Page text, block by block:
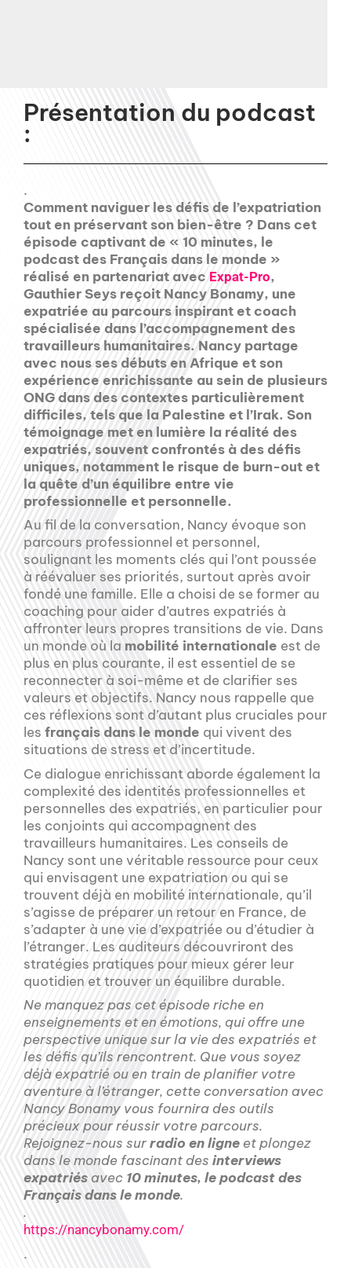
Présentation du podcast
:
.
Comment naviguer les défis de l’expatriation
tout en préservant son bien-être ? Dans cet
épisode captivant de « 10 minutes, le
podcast des Français dans le monde »
réalisé en partenariat avec Expat-Pro,
Gauthier Seys reçoit Nancy Bonamy, une
expatriée au parcours inspirant et coach
spécialisée dans l’accompagnement des
travailleurs humanitaires. Nancy partage
avec nous ses débuts en Afrique et son
expérience enrichissante au sein de plusieurs
ONG dans des contextes particulièrement
difficiles, tels que la Palestine et l’Irak. Son
témoignage met en lumière la réalité des
expatriés, souvent confrontés à des défis
uniques, notamment le risque de burn-out et
la quête d’un équilibre entre vie
professionnelle et personnelle.
Au fil de la conversation, Nancy évoque son
parcours professionnel et personnel,
soulignant les moments clés qui l’ont poussée
à réévaluer ses priorités, surtout après avoir
fondé une famille. Elle a choisi de se former au
coaching pour aider d’autres expatriés à
affronter leurs propres transitions de vie. Dans
un monde où la mobilité internationale est de
plus en plus courante, il est essentiel de se
reconnecter à soi-même et de clarifier ses
valeurs et objectifs. Nancy nous rappelle que
ces réflexions sont d’autant plus cruciales pour
les français dans le monde qui vivent des
situations de stress et d’incertitude.
Ce dialogue enrichissant aborde également la
complexité des identités professionnelles et
personnelles des expatriés, en particulier pour
les conjoints qui accompagnent des
travailleurs humanitaires. Les conseils de
Nancy sont une véritable ressource pour ceux
qui envisagent une expatriation ou qui se
trouvent déjà en mobilité internationale, qu’il
s’agisse de préparer un retour en France, de
s’adapter à une vie d’expatriée ou d’étudier à
l’étranger. Les auditeurs découvriront des
stratégies pratiques pour mieux gérer leur
quotidien et trouver un équilibre durable.
Ne manquez pas cet épisode riche en
enseignements et en émotions, qui offre une
perspective unique sur la vie des expatriés et
les défis qu’ils rencontrent. Que vous soyez
déjà expatrié ou en train de planifier votre
aventure à l’étranger, cette conversation avec
Nancy Bonamy vous fournira des outils
précieux pour réussir votre parcours.
Rejoignez-nous surradio en ligne et plongez
dans le monde fascinant des interviews
expatriésavec 10 minutes, le podcast des
Français dans le monde.
.
https://nancybonamy.com/
.